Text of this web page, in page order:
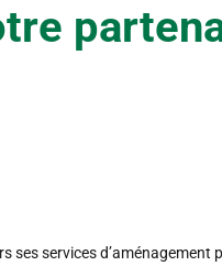
services